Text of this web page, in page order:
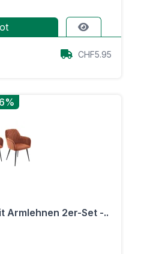
CHF5.95
Armlehnen 2er-Set -..